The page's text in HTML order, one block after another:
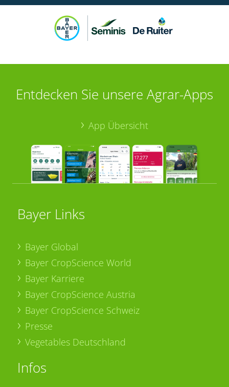
Entdecken Sie unsere Agrar-Apps
App Übersicht
Bayer Links
Bayer Global
Bayer CropScience World
Bayer Karriere
Bayer CropScience Austria
Bayer CropScience Schweiz
Presse
Vegetables Deutschland
Infos